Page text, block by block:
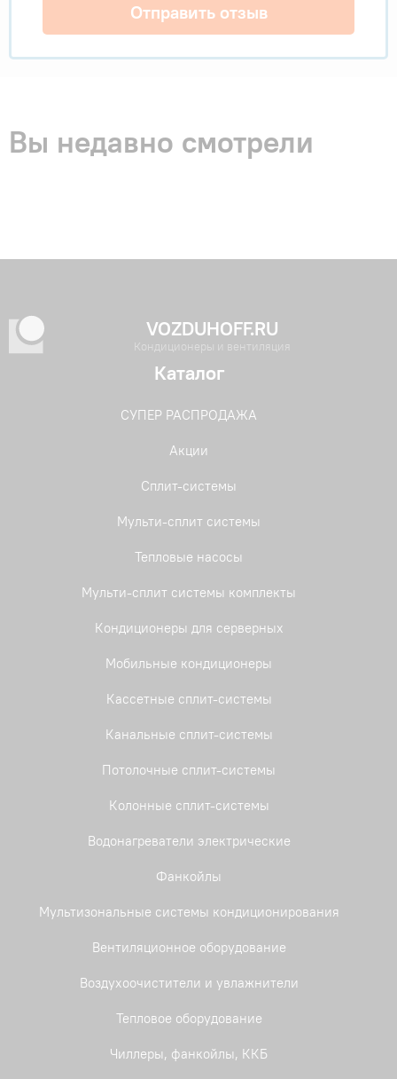
Отправить отзыв
Вы недавно смотрели
VOZDUHOFF.RU
Кондиционеры и вентиляция
Каталог
СУПЕР РАСПРОДАЖА
Акции
Сплит-системы
Мульти-сплит системы
Тепловые насосы
Мульти-сплит системы комплекты
Кондиционеры для серверных
Мобильные кондиционеры
Кассетные сплит-системы
Канальные сплит-системы
Потолочные сплит-системы
Колонные сплит-системы
Водонагреватели электрические
Фанкойлы
Мультизональные системы кондиционирования
Вентиляционное оборудование
Воздухоочистители и увлажнители
Тепловое оборудование
Чиллеры, фанкойлы, ККБ